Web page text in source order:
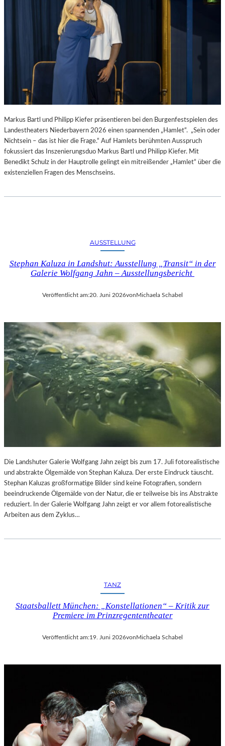
Markus Bartl und Philipp Kiefer präsentieren bei den Burgenfestspielen des
Landestheaters Niederbayern 2026 einen spannenden „Hamlet“. „Sein oder
Nichtsein – das ist hier die Frage.“ Auf Hamlets berühmten Ausspruch
fokussiert das Inszenierungsduo Markus Bartl und Philipp Kiefer. Mit
Benedikt Schulz in der Hauptrolle gelingt ein mitreißender „Hamlet“ über die
existenziellen Fragen des Menschseins.
AUSSTELLUNG
Stephan Kaluza in Landshut: Ausstellung „Transit“ in der
Galerie Wolfgang Jahn – Ausstellungsbericht
Veröffentlicht am:20. Juni 2026vonMichaela Schabel
Die Landshuter Galerie Wolfgang Jahn zeigt bis zum 17. Juli fotorealistische
und abstrakte Ölgemälde von Stephan Kaluza. Der erste Eindruck täuscht.
Stephan Kaluzas großformatige Bilder sind keine Fotografien, sondern
beeindruckende Ölgemälde von der Natur, die er teilweise bis ins Abstrakte
reduziert. In der Galerie Wolfgang Jahn zeigt er vor allem fotorealistische
Arbeiten aus dem Zyklus…
TANZ
Staatsballett München: „Konstellationen“ – Kritik zur
Premiere im Prinzregententheater
Veröffentlicht am:19. Juni 2026vonMichaela Schabel